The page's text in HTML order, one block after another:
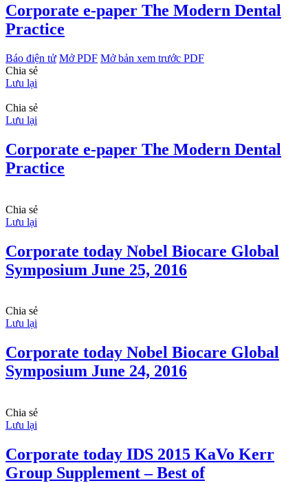
Corporate e-paper The Modern Dental
Practice
Báo điện tử Mở PDF Mở bản xem trước PDF
Chia sẻ
Lưu lại
Chia sẻ
Lưu lại
Corporate e-paper The Modern Dental
Practice
Chia sẻ
Lưu lại
Corporate today Nobel Biocare Global
Symposium June 25, 2016
Chia sẻ
Lưu lại
Corporate today Nobel Biocare Global
Symposium June 24, 2016
Chia sẻ
Lưu lại
Corporate today IDS 2015 KaVo Kerr
Group Supplement – Best of